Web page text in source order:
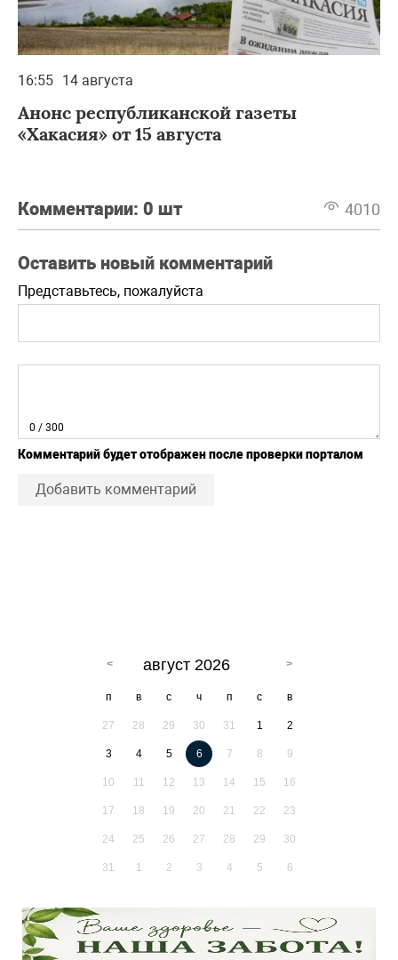
16:55 14 августа
Анонс республиканской газеты
«Хакасия» от 15 августа
Комментарии: 0 шт 4010
Оставить новый комментарий
Представьтесь, пожалуйста
0 / 300
Комментарий будет отображен после проверки порталом
Добавить комментарий
август 2026
п в с ч п с в
27 28 29 30 31 1 2
3 4 5 6 7 8 9
10 11 12 13 14 15 16
17 18 19 20 21 22 23
24 25 26 27 28 29 30
31 1 2 3 4 5 6